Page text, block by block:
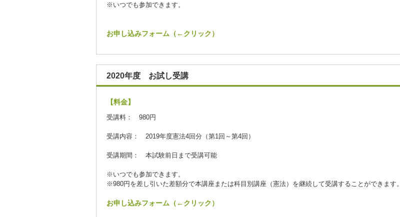
※いつでも参加できます。
お申し込みフォーム（←クリック）
2020年度 お試し受講
【料金】
受講料： 980円
受講内容： 2019年度憲法4回分（第1回～第4回）
受講期間： 本試験前日まで受講可能
※いつでも参加できます。
※980円を差し引いた差額分で本講座または科目別講座（憲法）を継続して受講することができます。
お申し込みフォーム（←クリック）